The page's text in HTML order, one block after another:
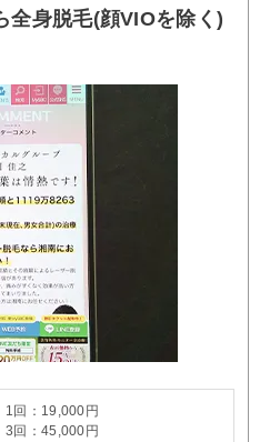
全身脱毛(顔VIOを除く)
1回：19,000円
3回：45,000円